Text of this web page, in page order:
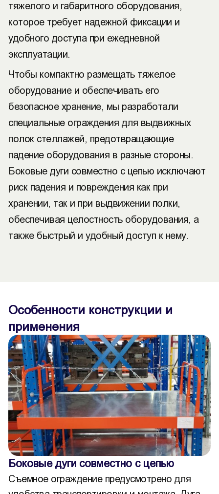
тяжелого и габаритного оборудования,
которое требует надежной фиксации и
удобного доступа при ежедневной
эксплуатации.
Чтобы компактно размещать тяжелое
оборудование и обеспечивать его
безопасное хранение, мы разработали
специальные ограждения для выдвижных
полок стеллажей, предотвращающие
падение оборудования в разные стороны.
Боковые дуги совместно с цепью исключают
риск падения и повреждения как при
хранении, так и при выдвижении полки,
обеспечивая целостность оборудования, а
также быстрый и удобный доступ к нему.
Особенности конструкции и
применения
Боковые дуги совместно с цепью
Съемное ограждение предусмотрено для